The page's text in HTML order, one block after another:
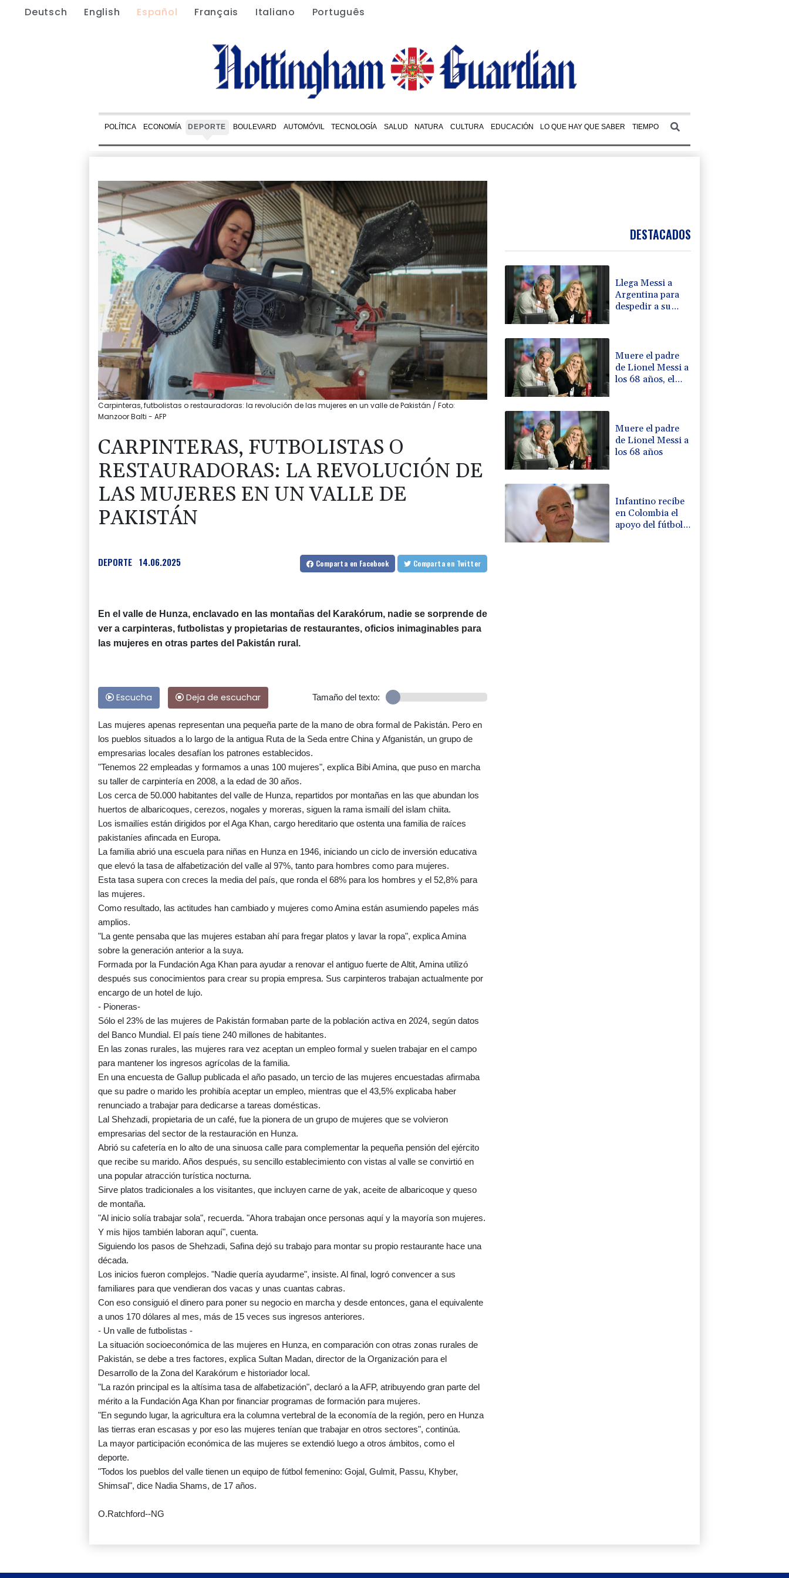
Deutsch English Español Français Italiano Português
POLÍTICA ECONOMÍA DEPORTE BOULEVARD AUTOMÓVIL TECNOLOGÍA SALUD NATURA CULTURA EDUCACIÓN LO QUE HAY QUE SABER TIEMPO
Carpinteras, futbolistas o restauradoras: la revolución de las mujeres en un valle de Pakistán / Foto:
Manzoor Balti - AFP
CARPINTERAS, FUTBOLISTAS O
RESTAURADORAS: LA REVOLUCIÓN DE
LAS MUJERES EN UN VALLE DE
PAKISTÁN
DEPORTE 14.06.2025 Comparta en Facebook Comparta en Twitter
En el valle de Hunza, enclavado en las montañas del Karakórum, nadie se sorprende de
ver a carpinteras, futbolistas y propietarias de restaurantes, oficios inimaginables para
las mujeres en otras partes del Pakistán rural.
Escucha Deja de escuchar Tamaño del texto:
Las mujeres apenas representan una pequeña parte de la mano de obra formal de Pakistán. Pero en
los pueblos situados a lo largo de la antigua Ruta de la Seda entre China y Afganistán, un grupo de
empresarias locales desafían los patrones establecidos.
"Tenemos 22 empleadas y formamos a unas 100 mujeres", explica Bibi Amina, que puso en marcha
su taller de carpintería en 2008, a la edad de 30 años.
Los cerca de 50.000 habitantes del valle de Hunza, repartidos por montañas en las que abundan los
huertos de albaricoques, cerezos, nogales y moreras, siguen la rama ismailí del islam chiita.
Los ismailíes están dirigidos por el Aga Khan, cargo hereditario que ostenta una familia de raíces
pakistaníes afincada en Europa.
La familia abrió una escuela para niñas en Hunza en 1946, iniciando un ciclo de inversión educativa
que elevó la tasa de alfabetización del valle al 97%, tanto para hombres como para mujeres.
Esta tasa supera con creces la media del país, que ronda el 68% para los hombres y el 52,8% para
las mujeres.
Como resultado, las actitudes han cambiado y mujeres como Amina están asumiendo papeles más
amplios.
"La gente pensaba que las mujeres estaban ahí para fregar platos y lavar la ropa", explica Amina
sobre la generación anterior a la suya.
Formada por la Fundación Aga Khan para ayudar a renovar el antiguo fuerte de Altit, Amina utilizó
después sus conocimientos para crear su propia empresa. Sus carpinteros trabajan actualmente por
encargo de un hotel de lujo.
- Pioneras-
Sólo el 23% de las mujeres de Pakistán formaban parte de la población activa en 2024, según datos
del Banco Mundial. El país tiene 240 millones de habitantes.
En las zonas rurales, las mujeres rara vez aceptan un empleo formal y suelen trabajar en el campo
para mantener los ingresos agrícolas de la familia.
En una encuesta de Gallup publicada el año pasado, un tercio de las mujeres encuestadas afirmaba
que su padre o marido les prohibía aceptar un empleo, mientras que el 43,5% explicaba haber
renunciado a trabajar para dedicarse a tareas domésticas.
Lal Shehzadi, propietaria de un café, fue la pionera de un grupo de mujeres que se volvieron
empresarias del sector de la restauración en Hunza.
Abrió su cafetería en lo alto de una sinuosa calle para complementar la pequeña pensión del ejército
que recibe su marido. Años después, su sencillo establecimiento con vistas al valle se convirtió en
una popular atracción turística nocturna.
Sirve platos tradicionales a los visitantes, que incluyen carne de yak, aceite de albaricoque y queso
de montaña.
"Al inicio solía trabajar sola", recuerda. "Ahora trabajan once personas aquí y la mayoría son mujeres.
Y mis hijos también laboran aquí", cuenta.
Siguiendo los pasos de Shehzadi, Safina dejó su trabajo para montar su propio restaurante hace una
década.
Los inicios fueron complejos. "Nadie quería ayudarme", insiste. Al final, logró convencer a sus
familiares para que vendieran dos vacas y unas cuantas cabras.
Con eso consiguió el dinero para poner su negocio en marcha y desde entonces, gana el equivalente
a unos 170 dólares al mes, más de 15 veces sus ingresos anteriores.
- Un valle de futbolistas -
La situación socioeconómica de las mujeres en Hunza, en comparación con otras zonas rurales de
Pakistán, se debe a tres factores, explica Sultan Madan, director de la Organización para el
Desarrollo de la Zona del Karakórum e historiador local.
"La razón principal es la altísima tasa de alfabetización", declaró a la AFP, atribuyendo gran parte del
mérito a la Fundación Aga Khan por financiar programas de formación para mujeres.
"En segundo lugar, la agricultura era la columna vertebral de la economía de la región, pero en Hunza
las tierras eran escasas y por eso las mujeres tenían que trabajar en otros sectores", continúa.
La mayor participación económica de las mujeres se extendió luego a otros ámbitos, como el
deporte.
"Todos los pueblos del valle tienen un equipo de fútbol femenino: Gojal, Gulmit, Passu, Khyber,
Shimsal", dice Nadia Shams, de 17 años.
O.Ratchford--NG
DESTACADOS
Llega Messi a
Argentina para
despedir a su
Muere el padre
de Lionel Messi a
los 68 años, el
Muere el padre
de Lionel Messi a
los 68 años
Infantino recibe
en Colombia el
apoyo del fútbol